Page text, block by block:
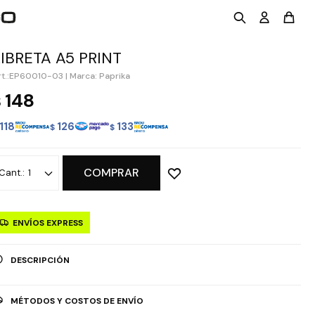
A5 PRINT
EP60010-03 | Marca: Paprika
148
118 $ 126 $ 133
1 COMPRAR
ENVÍOS EXPRESS
DESCRIPCIÓN
MÉTODOS Y COSTOS DE ENVÍO